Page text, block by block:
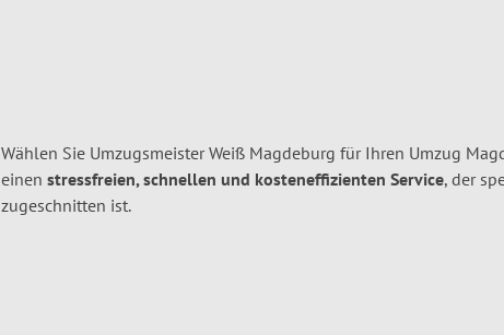
Wählen Sie Umzugsmeister Weiß Magdeburg für Ihren Umzug
einen stressfreien, schnellen und kosteneffizienten Service, der
zugeschnitten ist.